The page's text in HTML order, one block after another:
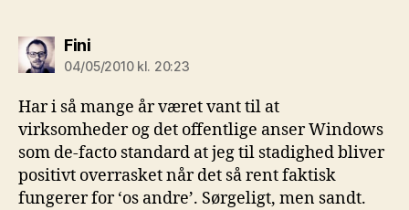
Finisiger:
04/05/2010 kl. 20:23
Har i så mange år været vant til at
virksomheder og det offentlige anser Windows
som de-facto standard at jeg til stadighed bliver
positivt overrasket når det så rent faktisk
fungerer for ‘os andre’. Sørgeligt, men sandt.